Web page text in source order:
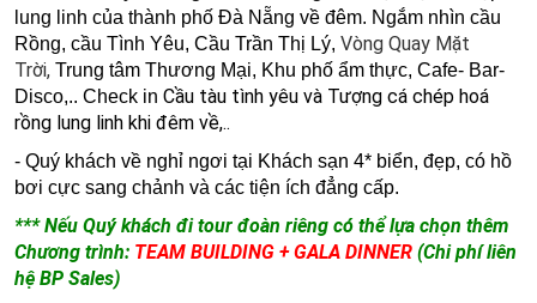
lung linh của thành phố Đà Nẵng về đêm. Ngắm nhìn cầu
Rồng, cầu Tình Yêu, Cầu Trần Thị Lý,Vòng Quay Mặt
Trời, Trung tâm Thương Mại, Khu phố ẩm thực, Cafe- Bar-
Disco,.. Check inCầu tàu tình yêu và Tượng cá chép hoá
rồng lung linh khi đêm về,..
- Quý khách về nghỉ ngơi tại Khách sạn 4* biển, đẹp, có hồ
bơi cực sang chảnh và các tiện ích đẳng cấp.
*** Nếu Quý khách đi tour đoàn riêng có thể lựa chọn thêm
Chương trình: TEAM BUILDING + GALA DINNER (Chi phí liên
hệ BP Sales)